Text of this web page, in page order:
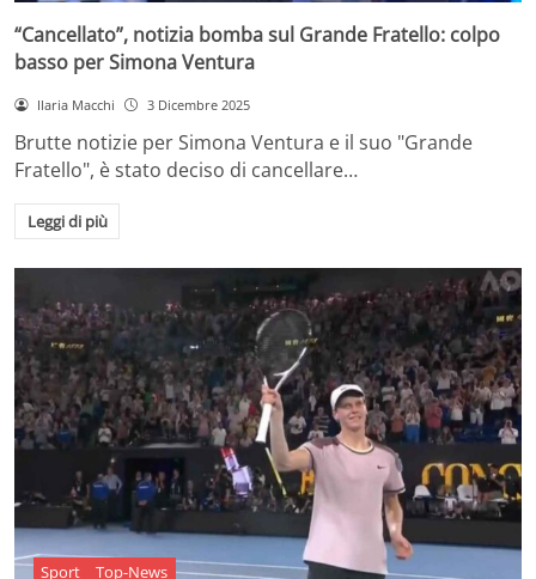
“Cancellato”, notizia bomba sul Grande Fratello: colpo
basso per Simona Ventura
Ilaria Macchi 3 Dicembre 2025
Brutte notizie per Simona Ventura e il suo "Grande
Fratello", è stato deciso di cancellare…
Leggi di più
Sport Top-News